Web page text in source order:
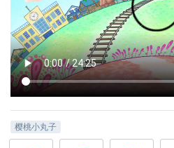
樱桃小丸子